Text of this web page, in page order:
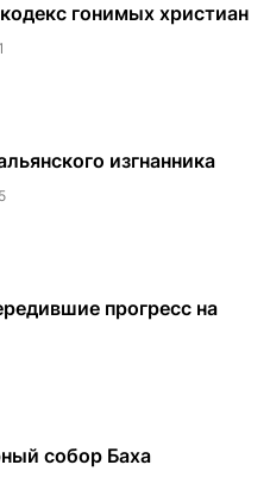
гонимых христиан
изгнанника
прогресс на
собор Баха